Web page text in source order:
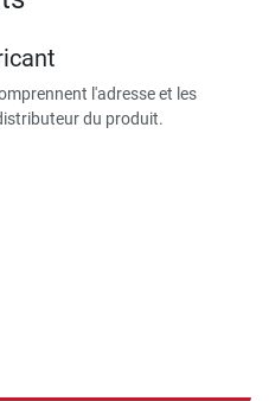
l'adresse et les
du produit.